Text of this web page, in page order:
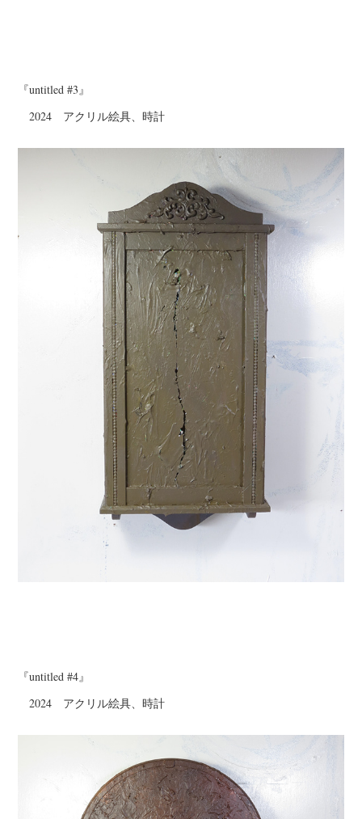
『untitled #3』
2024 アクリル絵具、時計
『untitled #4』
2024 アクリル絵具、時計